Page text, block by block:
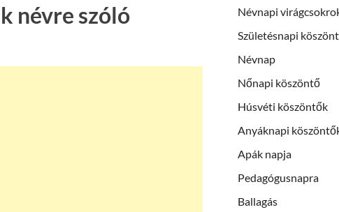
névre szóló
Névnapi
Születésnapi
Névnap
Nőnapi köszöntő
Húsvéti köszöntők
Anyáknapi
Apák napja
Pedagógusnapra
Ballagás